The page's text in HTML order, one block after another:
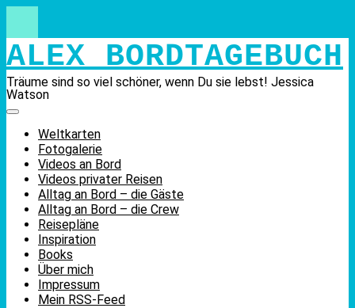
Skip
content
ALEX BORDTAGEBUCH
Träume sind so viel schöner, wenn Du sie lebst! Jessica
Watson
Weltkarten
Fotogalerie
Videos an Bord
Videos privater Reisen
Alltag an Bord – die Gäste
Alltag an Bord – die Crew
Reisepläne
Inspiration
Books
Über mich
Impressum
Mein RSS-Feed